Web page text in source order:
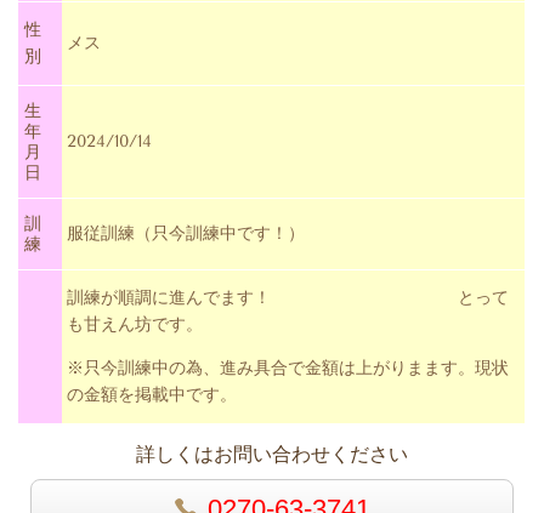
性
別
メス
生
年
月
日
2024/10/14
訓
練
服従訓練（只今訓練中です！）
訓練が順調に進んでます！ とって
も甘えん坊です。
※只今訓練中の為、進み具合で金額は上がりまます。現状
の金額を掲載中です。
詳しくはお問い合わせください